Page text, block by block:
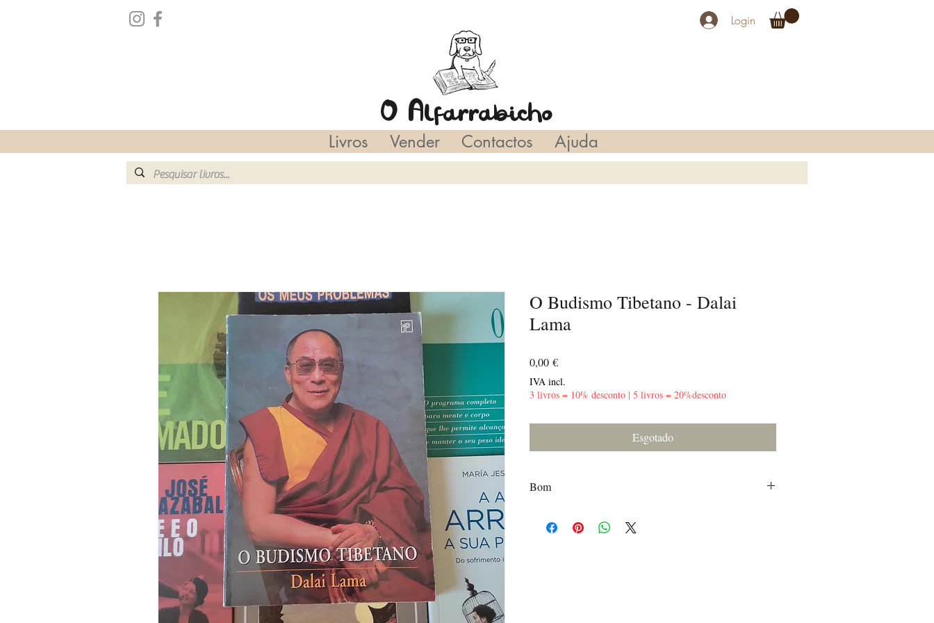
O Alfarrabicho
Login
Livros Vender Contactos Ajuda
O Budismo Tibetano - Dalai
Lama
0,00 €Preço
IVA incl.
3 livros = 10% desconto | 5 livros = 20%desconto
Esgotado
Bom
Mancha na parte exterior do miolo.